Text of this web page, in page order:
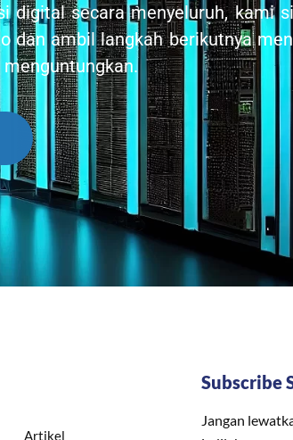
digital secara menyeluruh, kami
dan ambil langkah berikutnya
Artikel
Subscribe
Jangan